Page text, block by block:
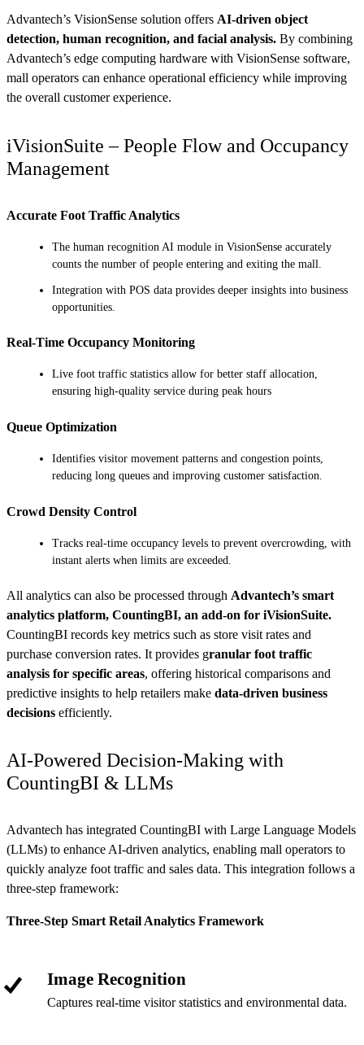
Advantech’s VisionSense solution offers AI-driven object
detection, human recognition, and facial analysis. By combining
Advantech’s edge computing hardware with VisionSense software,
mall operators can enhance operational efficiency while improving
the overall customer experience.
iVisionSuite – People Flow and Occupancy
Management
Accurate Foot Traffic Analytics
The human recognition AI module in VisionSense accurately
counts the number of people entering and exiting the mall.
Integration with POS data provides deeper insights into business
opportunities.
Real-Time Occupancy Monitoring
Live foot traffic statistics allow for better staff allocation,
ensuring high-quality service during peak hours
Queue Optimization
Identifies visitor movement patterns and congestion points,
reducing long queues and improving customer satisfaction.
Crowd Density Control
Tracks real-time occupancy levels to prevent overcrowding, with
instant alerts when limits are exceeded.
All analytics can also be processed through Advantech’s smart
analytics platform, CountingBI, an add-on for iVisionSuite.
CountingBI records key metrics such as store visit rates and
purchase conversion rates. It provides granular foot traffic
analysis for specific areas, offering historical comparisons and
predictive insights to help retailers make data-driven business
decisions efficiently.
AI-Powered Decision-Making with
CountingBI & LLMs
Advantech has integrated CountingBI with Large Language Models
(LLMs) to enhance AI-driven analytics, enabling mall operators to
quickly analyze foot traffic and sales data. This integration follows a
three-step framework:
Three-Step Smart Retail Analytics Framework
Image Recognition
Captures real-time visitor statistics and environmental data.